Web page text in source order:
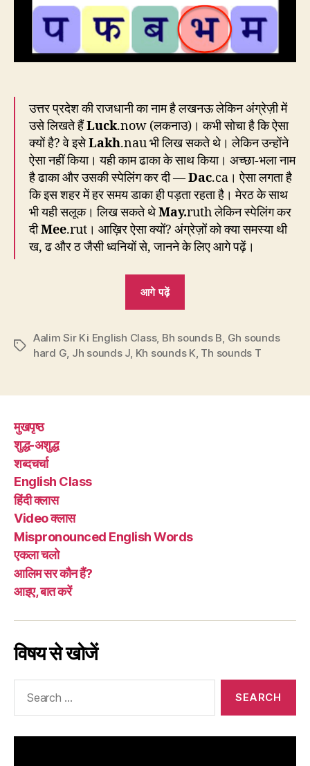
उत्तर प्रदेश की राजधानी का नाम है लखनऊ लेकिन अंग्रेज़ी में
उसे लिखते हैंLuck.now (लकनाउ)। कभी सोचा है कि ऐसा
क्यों है? वे इसेLakh.nau भी लिख सकते थे। लेकिन उन्होंने
ऐसा नहीं किया। यही काम ढाका के साथ किया। अच्छा-भला नाम
है ढाका और उसकी स्पेलिंग कर दी —Dac.ca। ऐसा लगता है
कि इस शहर में हर समय डाका ही पड़ता रहता है। मेरठ के साथ
भी यही सलूक। लिख सकते थेMay.ruth लेकिन स्पेलिंग कर
दीMee.rut। आख़िर ऐसा क्यों? अंग्रेज़ों को क्या समस्या थी
ख, ढ और ठ जैसी ध्वनियों से, जानने के लिए आगे पढ़ें।
आगे पढ़ें
‘ख’,
ढाका
‘ढ’
Tags
Aalim Sir Ki English Class, Bh sounds B, Gh sounds
hard G, Jh sounds J, Kh sounds K, Th sounds T
मुखपृष्ठ
शुद्ध-अशुद्ध
शब्दचर्चा
English Class
हिंदी क्लास
Video क्लास
Mispronounced English Words
एकला चलो
आलिम सर कौन हैं?
आइए, बात करें
विषय से खोजें